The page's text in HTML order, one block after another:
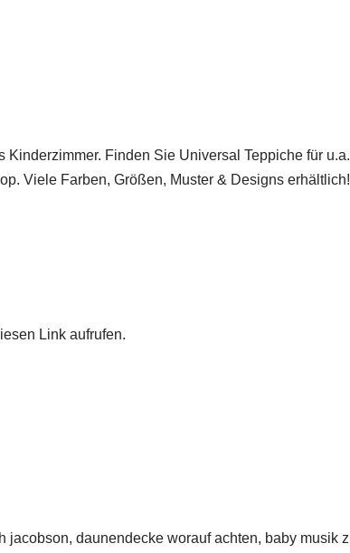
Finden Sie Universal Teppiche für
Viele Farben, Größen, Muster & Designs erhältlich!
Link aufrufen.
daunendecke worauf achten, baby musik